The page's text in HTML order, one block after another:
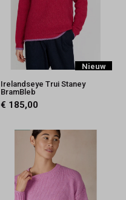
Nieuw
Irelandseye Trui Staney
BramBleb
€ 185,00